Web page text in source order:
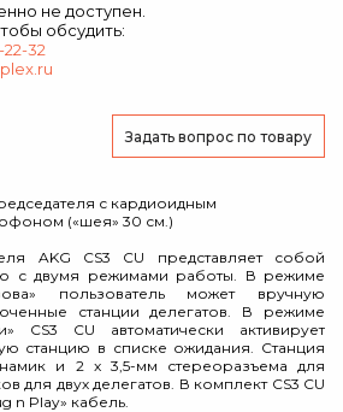
не доступен.
обсудить:
22-32
Задать вопрос по товару
с кардиоидным
(«шея» 30 см.)
AKG CS3 CU представляет собой
с двумя режимами работы. В режиме
пользователь может вручную
станции делегатов. В режиме
CS3 CU автоматически активирует
станцию в списке ожидания. Станция
и 2 x 3,5-мм стереоразъема для
для двух делегатов. В комплект CS3 CU
n Play» кабель.